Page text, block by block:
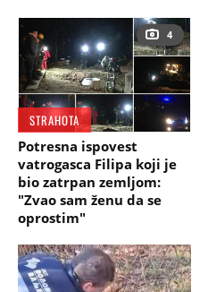
4
STRAHOTA
Potresna ispovest
vatrogasca Filipa koji je
bio zatrpan zemljom:
"Zvao sam ženu da se
oprostim"